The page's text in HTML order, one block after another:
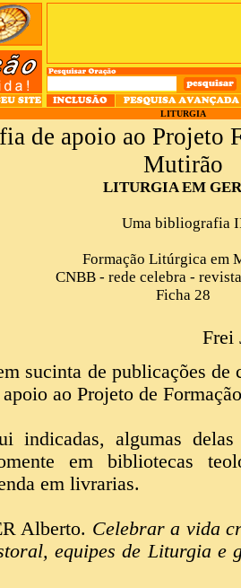
LITURGIA
de apoio ao Projeto
Mutirão
LITURGIA EM
Uma bibliografia
Formação Litúrgica em
CNBB - rede celebra -
Ficha 28
Frei
sucinta de publicações
ao Projeto de
indicadas, algumas delas
em bibliotecas
em livrarias.
Alberto. Celebrar a vida
equipes de Liturgia e